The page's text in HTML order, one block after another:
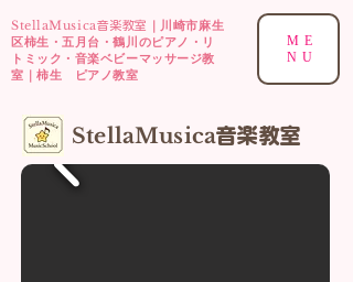
StellaMusica音楽教室
｜川崎市麻生
区柿生・五月台・鶴川のピアノ・リ
トミック・音楽ベビーマッサージ教
室｜柿生 ピアノ教室
ME
NU
​StellaMusica音楽教室